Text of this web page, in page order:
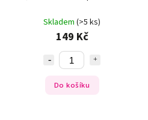
Skladem (>5 ks)
149 Kč
Do košíku